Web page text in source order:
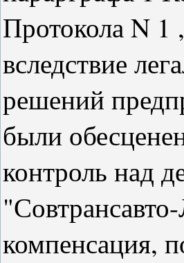
Протокола N 1
вследствие
решений
были
контроль над
компенсация,